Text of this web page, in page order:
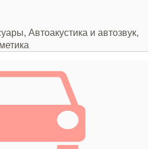
Автоакустика и автозвук,